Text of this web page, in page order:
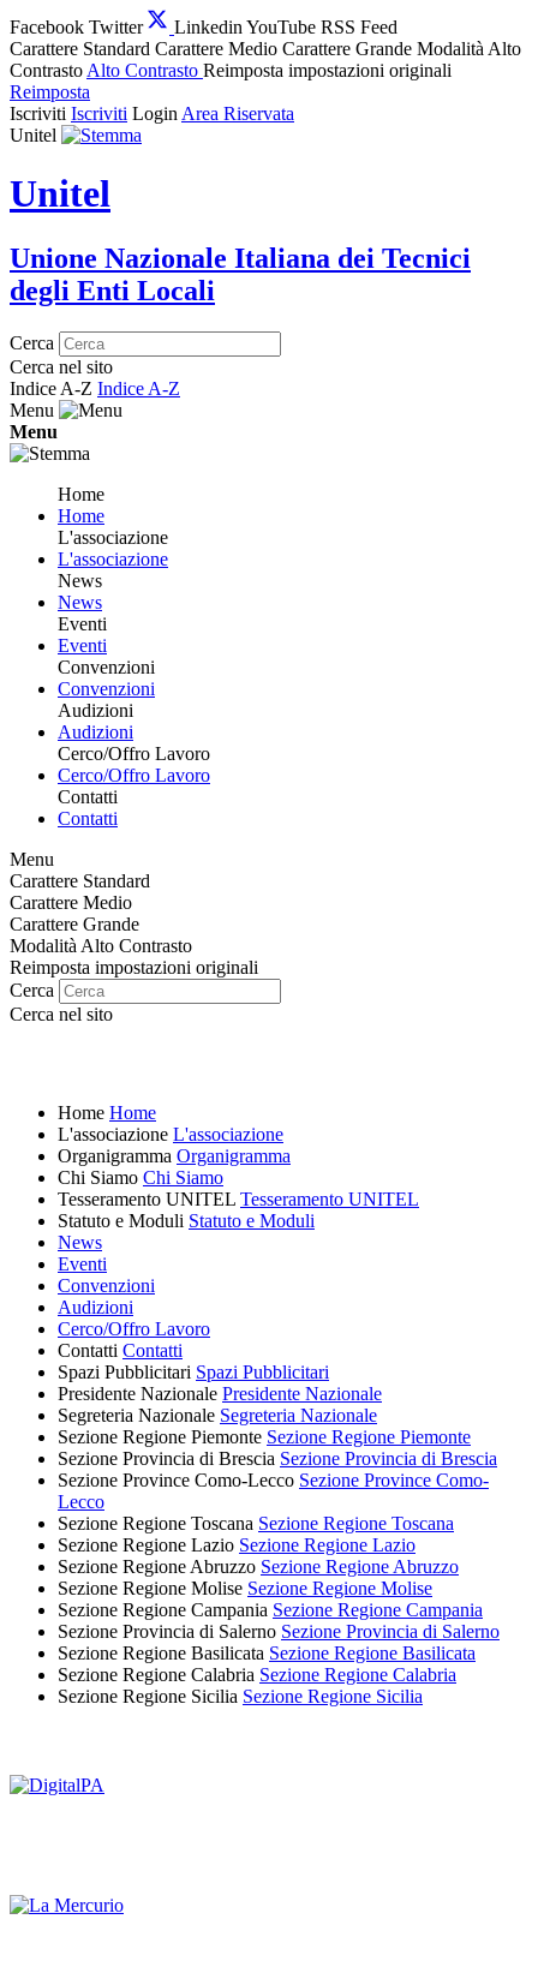
Facebook Twitter Linkedin YouTube RSS Feed
Carattere Standard Carattere Medio Carattere Grande Modalità Alto
Contrasto Alto Contrasto Reimposta impostazioni originali
Reimposta
Iscriviti Iscriviti Login Area Riservata
Unitel
Unitel
Unione Nazionale Italiana dei Tecnici
degli Enti Locali
Cerca
Cerca nel sito
Indice A-Z Indice A-Z
Menu
Menu
Home
Home
L'associazione
L'associazione
News
News
Eventi
Eventi
Convenzioni
Convenzioni
Audizioni
Audizioni
Cerco/Offro Lavoro
Cerco/Offro Lavoro
Contatti
Contatti
Menu
Carattere Standard
Carattere Medio
Carattere Grande
Modalità Alto Contrasto
Reimposta impostazioni originali
Cerca
Cerca nel sito
Home Home
L'associazione L'associazione
Organigramma Organigramma
Chi Siamo Chi Siamo
Tesseramento UNITEL Tesseramento UNITEL
Statuto e Moduli Statuto e Moduli
News
Eventi
Convenzioni
Audizioni
Cerco/Offro Lavoro
Contatti Contatti
Spazi Pubblicitari Spazi Pubblicitari
Presidente Nazionale Presidente Nazionale
Segreteria Nazionale Segreteria Nazionale
Sezione Regione Piemonte Sezione Regione Piemonte
Sezione Provincia di Brescia Sezione Provincia di Brescia
Sezione Province Como-Lecco Sezione Province Como-
Lecco
Sezione Regione Toscana Sezione Regione Toscana
Sezione Regione Lazio Sezione Regione Lazio
Sezione Regione Abruzzo Sezione Regione Abruzzo
Sezione Regione Molise Sezione Regione Molise
Sezione Regione Campania Sezione Regione Campania
Sezione Provincia di Salerno Sezione Provincia di Salerno
Sezione Regione Basilicata Sezione Regione Basilicata
Sezione Regione Calabria Sezione Regione Calabria
Sezione Regione Sicilia Sezione Regione Sicilia